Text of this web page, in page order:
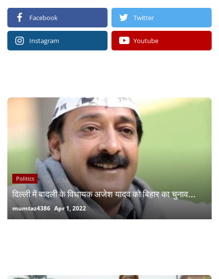
Facebook Twitter
Instagram Youtube
Politics
दिल्ली में बादली के विधायक अजेश यादव को बिहार का चुनाव...
mumtaz4386 Apr 1, 2022